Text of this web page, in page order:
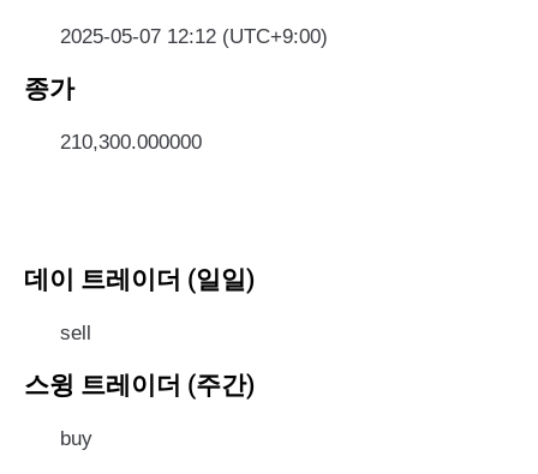
2025-05-07 12:12 (UTC+9:00)
종가
210,300.000000
데이 트레이더 (일일)
sell
스윙 트레이더 (주간)
buy